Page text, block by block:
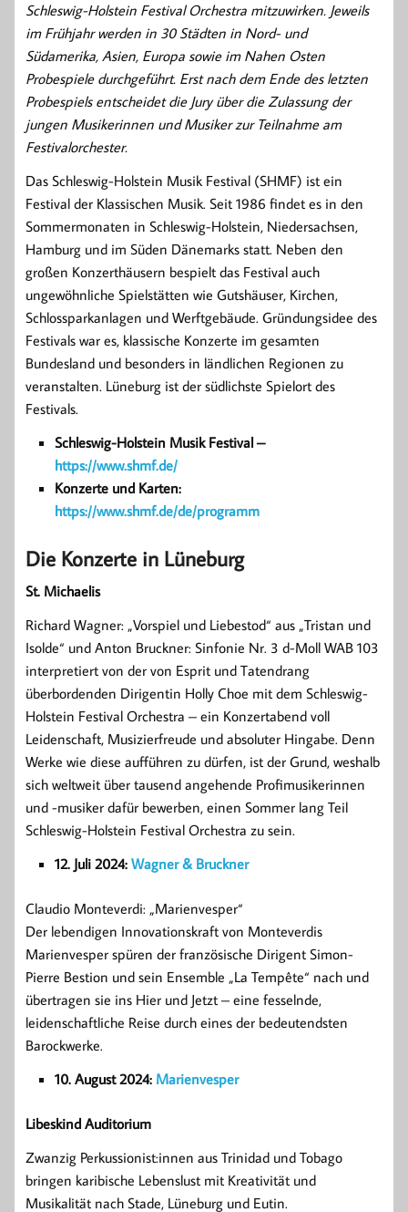
Schleswig-Holstein Festival Orchestra mitzuwirken. Jeweils
im Frühjahr werden in 30 Städten in Nord- und
Südamerika, Asien, Europa sowie im Nahen Osten
Probespiele durchgeführt. Erst nach dem Ende des letzten
Probespiels entscheidet die Jury über die Zulassung der
jungen Musikerinnen und Musiker zur Teilnahme am
Festivalorchester.
Das Schleswig-Holstein Musik Festival (SHMF) ist ein
Festival der Klassischen Musik. Seit 1986 findet es in den
Sommermonaten in Schleswig-Holstein, Niedersachsen,
Hamburg und im Süden Dänemarks statt. Neben den
großen Konzerthäusern bespielt das Festival auch
ungewöhnliche Spielstätten wie Gutshäuser, Kirchen,
Schlossparkanlagen und Werftgebäude. Gründungsidee des
Festivals war es, klassische Konzerte im gesamten
Bundesland und besonders in ländlichen Regionen zu
veranstalten. Lüneburg ist der südlichste Spielort des
Festivals.
Schleswig-Holstein Musik Festival –
https://www.shmf.de/
Konzerte und Karten:
https://www.shmf.de/de/programm
Die Konzerte in Lüneburg
St. Michaelis
Richard Wagner: „Vorspiel und Liebestod“ aus „Tristan und
Isolde“ und Anton Bruckner: Sinfonie Nr. 3 d-Moll WAB 103
interpretiert von der von Esprit und Tatendrang
überbordenden Dirigentin Holly Choe mit dem Schleswig-
Holstein Festival Orchestra – ein Konzertabend voll
Leidenschaft, Musizierfreude und absoluter Hingabe. Denn
Werke wie diese aufführen zu dürfen, ist der Grund, weshalb
sich weltweit über tausend angehende Profimusikerinnen
und -musiker dafür bewerben, einen Sommer lang Teil
Schleswig-Holstein Festival Orchestra zu sein.
12. Juli 2024: Wagner & Bruckner
Claudio Monteverdi: „Marienvesper“
Der lebendigen Innovationskraft von Monteverdis
Marienvesper spüren der französische Dirigent Simon-
Pierre Bestion und sein Ensemble „La Tempête“ nach und
übertragen sie ins Hier und Jetzt – eine fesselnde,
leidenschaftliche Reise durch eines der bedeutendsten
Barockwerke.
10. August 2024: Marienvesper
Libeskind Auditorium
Zwanzig Perkussionist:innen aus Trinidad und Tobago
bringen karibische Lebenslust mit Kreativität und
Musikalität nach Stade, Lüneburg und Eutin.